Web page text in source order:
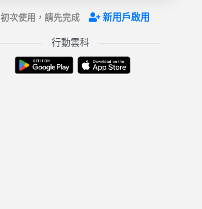
初次使用，請先完成 新用戶啟用
行動雲科